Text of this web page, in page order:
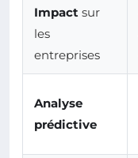
Impact sur
les
entreprises
Analyse
prédictive